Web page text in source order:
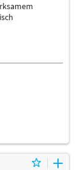
|